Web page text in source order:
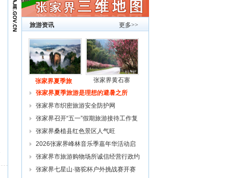
更多>>
旅游资讯
张家界夏季旅
张家界黄石寨
张家界夏季旅游是理想的避暑之所
张家界市织密旅游安全防护网
张家界召开“五一”假期旅游接待工作复
张家界桑植县红色景区人气旺
2026张家界峰林音乐季嘉年华活动启
幕
张家界市旅游购物场所诚信经营行政约
谈
张家界七星山·骆驼杯户外挑战赛开赛